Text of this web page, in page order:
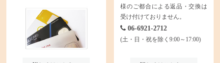
様のご都合による返品・交換は
受け付けておりません。
06-6921-2712
(土・日・祝を除く9:00～17:00)